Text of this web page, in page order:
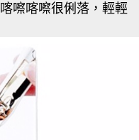
嚓喀嚓很俐落，輕輕